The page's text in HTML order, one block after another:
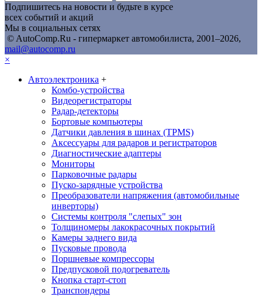
Подпишитесь на новости и будьте в курсе
всех событий и акций
Мы в социальных сетях
© AutoComp.Ru - гипермаркет автомобилиста, 2001–2026,
mail@autocomp.ru
×
Автоэлектроника +
Комбо-устройства
Видеорегистраторы
Радар-детекторы
Бортовые компьютеры
Датчики давления в шинах (TPMS)
Аксессуары для радаров и регистраторов
Диагностические адаптеры
Мониторы
Парковочные радары
Пуско-зарядные устройства
Преобразователи напряжения (автомобильные
инверторы)
Системы контроля "слепых" зон
Толщиномеры лакокрасочных покрытий
Камеры заднего вида
Пусковые провода
Поршневые компрессоры
Предпусковой подогреватель
Кнопка старт-стоп
Транспондеры